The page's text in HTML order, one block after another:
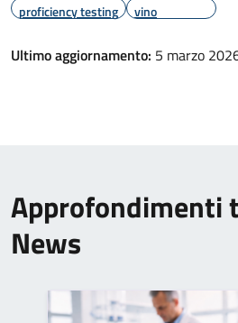
proficiency testing
vino
Ultimo aggiornamento: 5 marzo
Approfondimenti
News